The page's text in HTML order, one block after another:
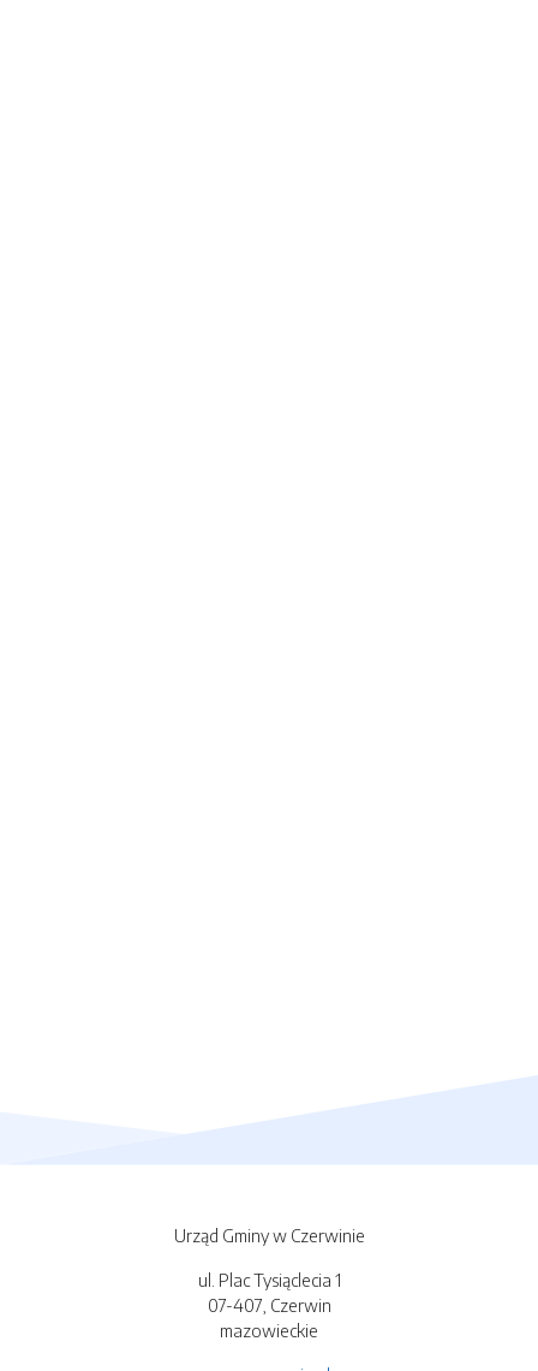
Urząd Gminy w Czerwinie
ul. Plac Tysiąclecia 1
07-407, Czerwin
mazowieckie